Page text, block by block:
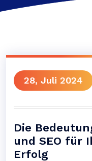
28, Juli 2024
Die
und SEO für
Erfolg